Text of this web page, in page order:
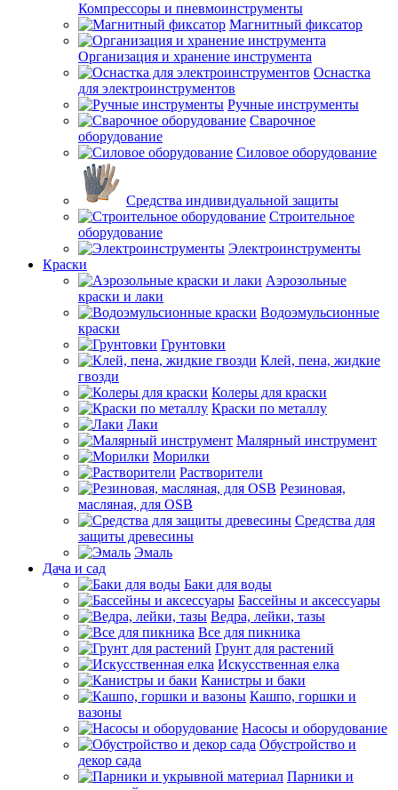
Компрессоры и пневмоинструменты
Магнитный фиксатор
Организация и хранение инструмента
Оснастка
для электроинструментов
Ручные инструменты
Сварочное
оборудование
Силовое оборудование
Средства индивидуальной защиты
Строительное
оборудование
Электроинструменты
Краски
Аэрозольные
краски и лаки
Водоэмульсионные
краски
Грунтовки
Клей, пена, жидкие
гвозди
Колеры для краски
Краски по металлу
Лаки
Малярный инструмент
Морилки
Растворители
Резиновая,
масляная, для OSB
Средства для
защиты древесины
Эмаль
Дача и сад
Баки для воды
Бассейны и аксессуары
Ведра, лейки, тазы
Все для пикника
Грунт для растений
Искусственная елка
Канистры и баки
Кашпо, горшки и
вазоны
Насосы и оборудование
Обустройство и
декор сада
Парники и